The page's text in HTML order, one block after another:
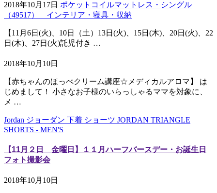
2018年10月17日 ポケットコイルマットレス・シングル
（49517） インテリア・寝具・収納
【11月6日(火)、10日（土）13日(火)、15日(木)、20日(火)、22
日(木)、27日(火)託児付き …
2018年10月10日
【赤ちゃんのほっぺクリーム講座☆メディカルアロマ】 は
じめまして！ 小さなお子様のいらっしゃるママを対象に、
メ …
Jordan ジョーダン 下着 ショーツ JORDAN TRIANGLE
SHORTS - MEN'S
【11月２日 金曜日】１１月ハーフバースデー・お誕生日
フォト撮影会
2018年10月10日